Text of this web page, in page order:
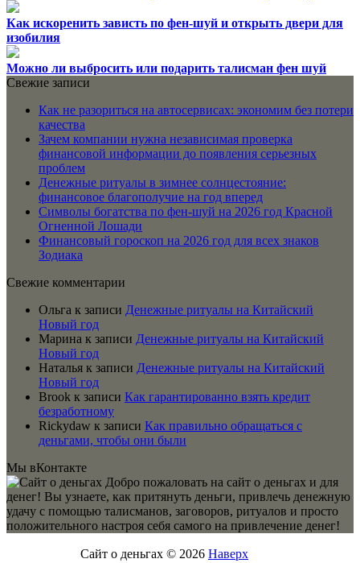
Как искоренить зависть по фен-шуй и открыть двери для
изобилия
Можно ли выбросить или подарить талисман фен шуй
Свежие записи
Как не разориться на автосервисах: экономим без потери
качества
Зачем компании нужна независимая проверка
финансовой информации до появления серьезных
проблем
Денежные ритуалы в зимнее солнцестояние:
финансовое благополучие на год вперед
Символы богатства по фен-шуй на 2026 год Красной
Огненной Лошади
Финансовый гороскоп на 2026 год для всех знаков
Зодиака
Свежие комментарии
Ольга к записи Денежные ритуалы на Китайский
Новый год
Марина к записи Денежные ритуалы на Китайский
Новый год
Наталья к записи Денежные ритуалы на Китайский
Новый год
Brook к записи Как гарантированно взять кредит
безработному
Rickydaw к записи Как правильно обращаться с
деньгами, чтобы они были
Мы вКонтакте
Добро пожаловать на сайт о деньгах и для
денег! Вы узнаете, как притянуть деньги, привлечь денежную
удачу с помощью талисманов, заговоров, ритуалов и просто
положительного настроя себя самого на привлечение денег!
Сайт о деньгах © 2026 Наверх